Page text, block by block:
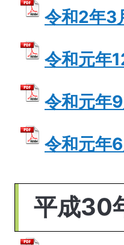
令和2年3
令和元年
令和元年
令和元年
平成30